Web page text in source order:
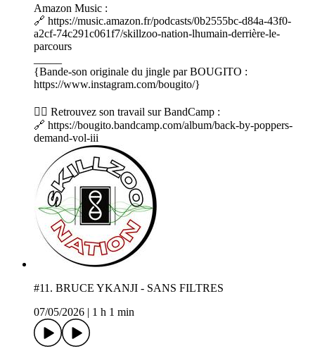
Amazon Music :
🔗 https://music.amazon.fr/podcasts/0b2555bc-d84a-43f0-
a2cf-74c291c061f7/skillzoo-nation-lhumain-derrière-le-
parcours
{Bande-son originale du jingle par BOUGITO :
https://www.instagram.com/bougito/}
👉🏼 Retrouvez son travail sur BandCamp :
🔗 https://bougito.bandcamp.com/album/back-by-poppers-
demand-vol-iii
#11. BRUCE YKANJI - SANS FILTRES
07/05/2026
1 h 1 min